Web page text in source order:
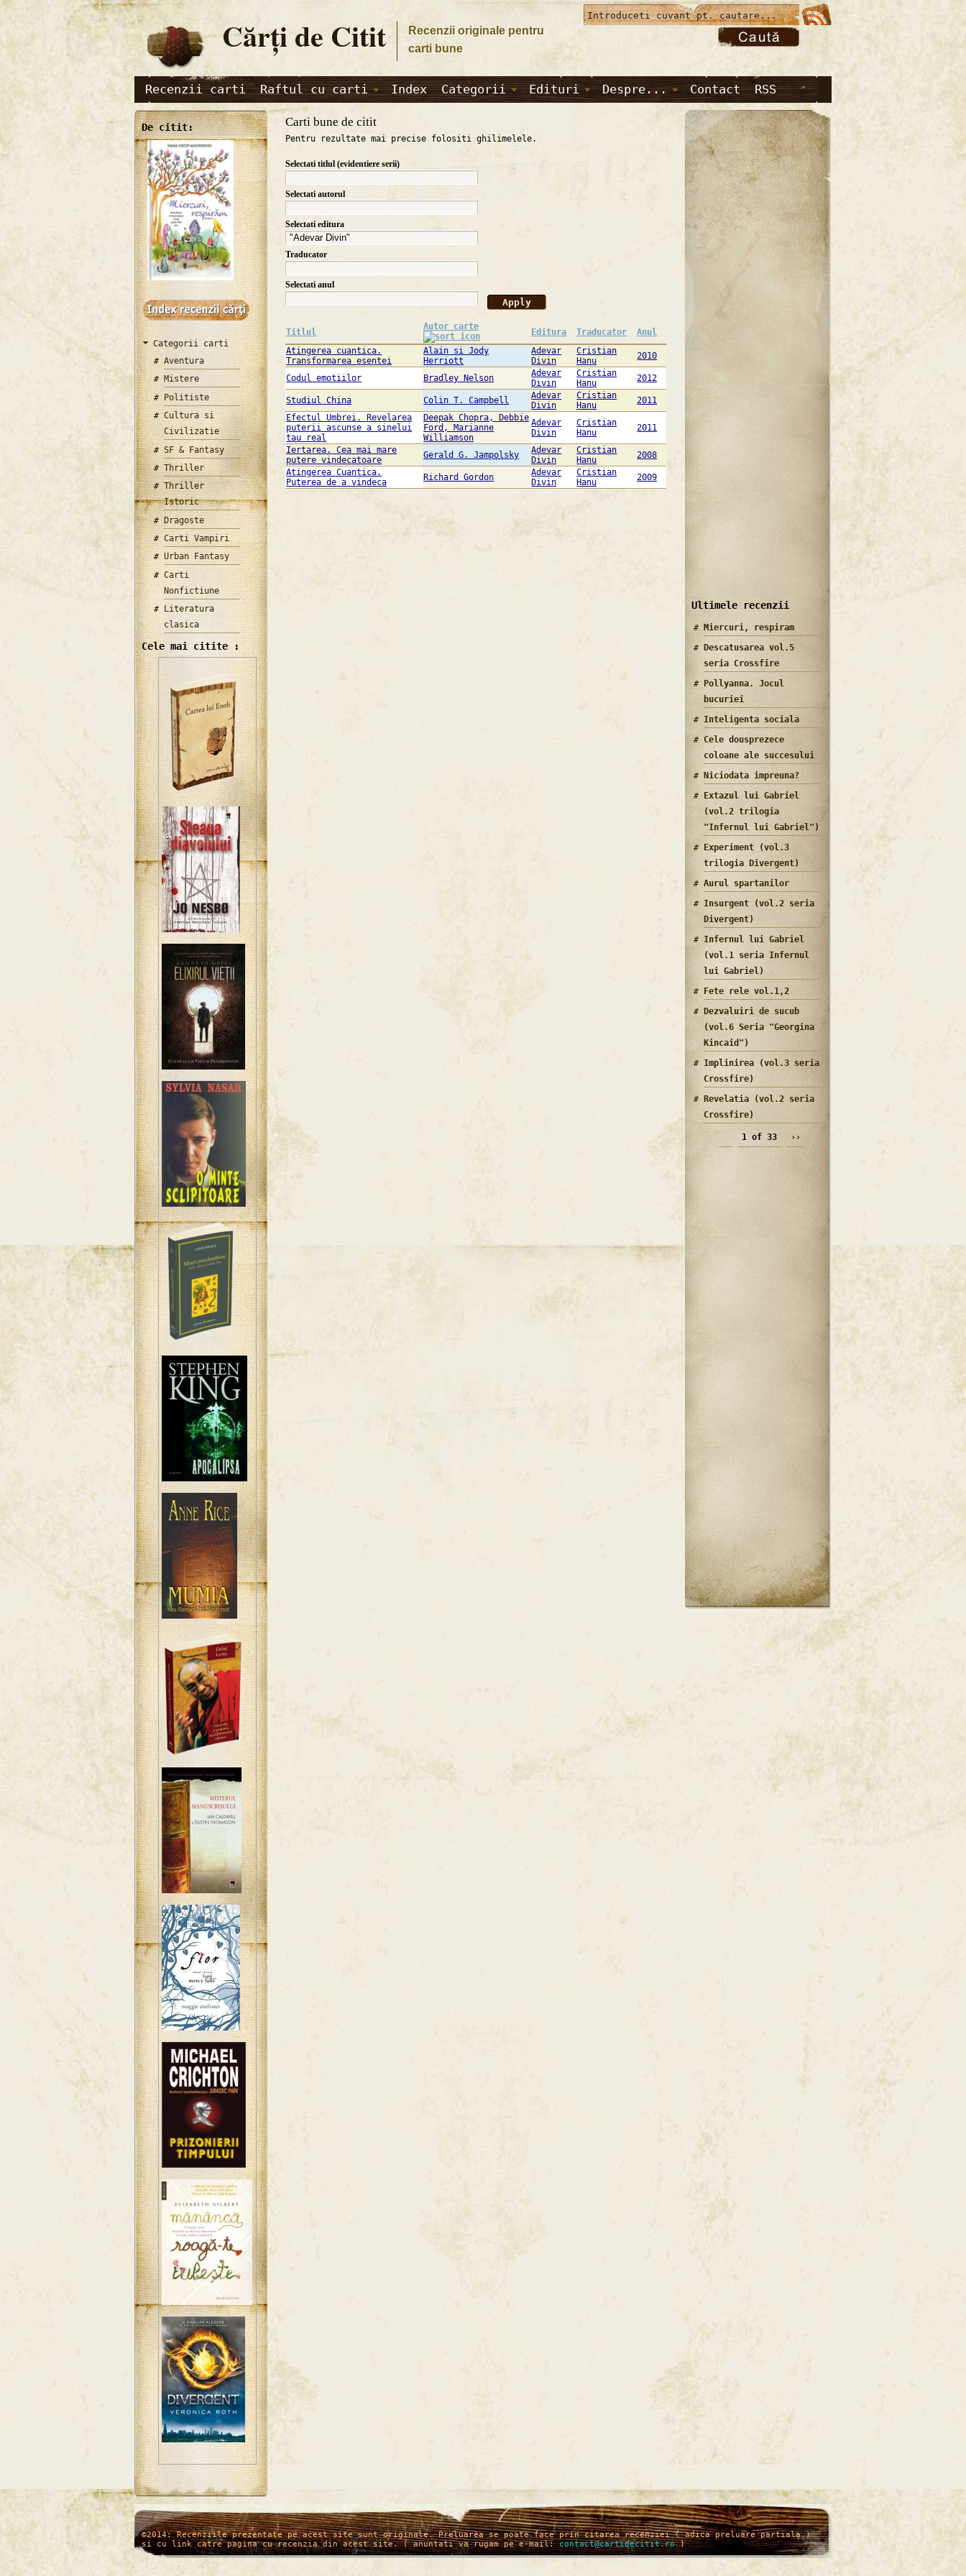
Cărţi de Citit
Recenzii originale pentru
carti bune
Recenzii carti Raftul cu carti Index Categorii Edituri Despre... Contact RSS
De citit:
Categorii carti
Aventura
Mistere
Politiste
Cultura si
Civilizatie
SF & Fantasy
Thriller
Thriller
Istoric
Dragoste
Carti Vampiri
Urban Fantasy
Carti
Nonfictiune
Literatura
clasica
Cele mai citite :
Carti bune de citit
Pentru rezultate mai precise folositi ghilimelele.
Selectati titlul (evidentiere serii)
Selectati autorul
Selectati editura
Traducator
Selectati anul
Titlul
Autor carte
Editura Traducator
Anul
Atingerea cuantica.
Transformarea esentei
Alain si Jody
Herriott
Adevar
Divin
Cristian
Hanu
2010
Codul emotiilor Bradley Nelson
Adevar
Divin
Cristian
Hanu
2012
Studiul China Colin T. Campbell
Adevar
Divin
Cristian
Hanu
2011
Efectul Umbrei. Revelarea
puterii ascunse a sinelui
tau real
Deepak Chopra, Debbie
Ford, Marianne
Williamson
Adevar
Divin
Cristian
Hanu
2011
Iertarea. Cea mai mare
putere vindecatoare
Gerald G. Jampolsky
Adevar
Divin
Cristian
Hanu
2008
Atingerea Cuantica.
Puterea de a vindeca
Richard Gordon
Adevar
Divin
Cristian
Hanu
2009
Ultimele recenzii
Miercuri, respiram
Descatusarea vol.5
seria Crossfire
Pollyanna. Jocul
bucuriei
Inteligenta sociala
Cele dousprezece
coloane ale succesului
Niciodata impreuna?
Extazul lui Gabriel
(vol.2 trilogia
"Infernul lui Gabriel")
Experiment (vol.3
trilogia Divergent)
Aurul spartanilor
Insurgent (vol.2 seria
Divergent)
Infernul lui Gabriel
(vol.1 seria Infernul
lui Gabriel)
Fete rele vol.1,2
Dezvaluiri de sucub
(vol.6 Seria "Georgina
Kincaid")
Implinirea (vol.3 seria
Crossfire)
Revelatia (vol.2 seria
Crossfire)
1 of 33 ››
/* */
©2014: Recenziile prezentate pe acest site sunt originale. Preluarea se poate face prin citarea recenziei ( adica preluare partiala )
si cu link catre pagina cu recenzia din acest site. ( anuntati va rugam pe e-mail:contact@cartidecitit.ro)